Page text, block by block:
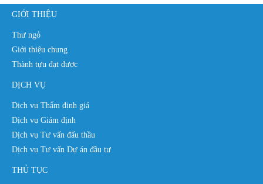
GIỚI THIỆU
Thư ngỏ
Giới thiệu chung
Thành tựu đạt được
DỊCH VỤ
Dịch vụ Thẩm định giá
Dịch vụ Giám định
Dịch vụ Tư vấn đấu thầu
Dịch vụ Tư vấn Dự án đầu tư
THỦ TỤC